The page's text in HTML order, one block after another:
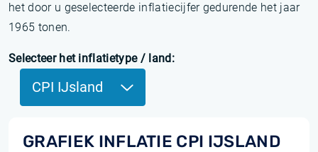
het door u geselecteerde inflatiecijfer gedurende het jaar
1965 tonen.
Selecteer het inflatietype / land:
CPI IJsland
GRAFIEK INFLATIE CPI IJSLAND